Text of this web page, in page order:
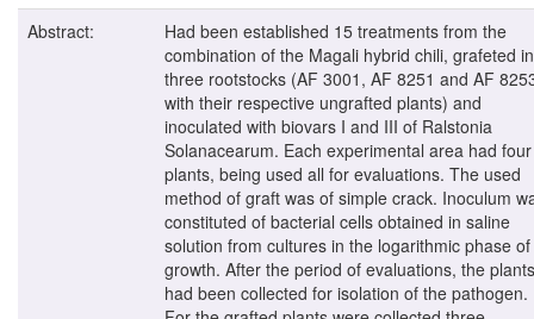
Abstract:
Had been established 15 treatments from the
combination of the Magali hybrid chili, grafeted in
three rootstocks (AF 3001, AF 8251 and AF
with their respective ungrafted plants) and
inoculated with biovars I and III of Ralstonia
Solanacearum. Each experimental area had four
plants, being used all for evaluations. The used
method of graft was of simple crack. Inoculum
constituted of bacterial cells obtained in saline
solution from cultures in the logarithmic phase of
growth. After the period of evaluations, the plants
had been collected for isolation of the pathogen.